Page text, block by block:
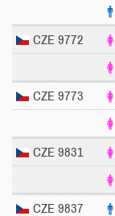
CZE 9772
CZE 9773
CZE 9831
CZE 9837